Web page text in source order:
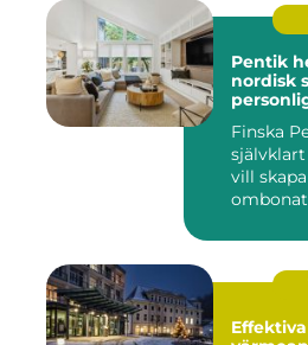
Pentik
nordisk
Finska
vill
Effektiva